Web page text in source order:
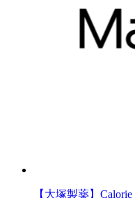
【大塚製薬】